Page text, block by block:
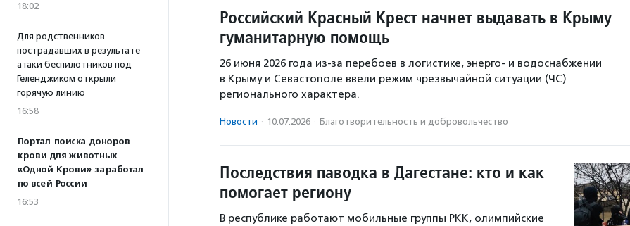
18:02
Для родственников
пострадавших в результате
атаки беспилотников под
Геленджиком открыли
горячую линию
16:58
Портал поиска доноров
крови для животных
«Одной Крови» заработал
по всей России
16:53
Российский Красный Крест начнет выдавать в Крыму
гуманитарную помощь
26 июня 2026 года из-за перебоев в логистике, энерго- и водоснабжении
в Крыму и Севастополе ввели режим чрезвычайной ситуации (ЧС)
регионального характера.
Новости · 10.07.2026 · Благотвори­тель­ность и доброволь­чест­во
Последствия паводка в Дагестане: кто и как
помогает региону
В республике работают мобильные группы РКК, олимпийские